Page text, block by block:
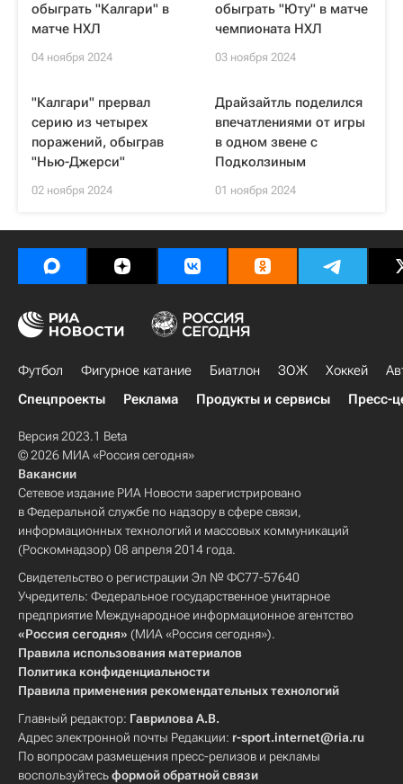
обыграть "Калгари" в
матче НХЛ
04 ноября 2024
обыграть "Юту" в матче
чемпионата НХЛ
03 ноября 2024
"Калгари" прервал
серию из четырех
поражений, обыграв
"Нью-Джерси"
02 ноября 2024
Драйзайтль поделился
впечатлениями от игры
в одном звене с
Подколзиным
01 ноября 2024
Футбол Фигурное катание Биатлон ЗОЖ Хоккей
Спецпроекты
Реклама Продукты и сервисы Пресс-
Версия 2023.1 Beta
© 2026 МИА «Россия сегодня»
Вакансии
Сетевое издание РИА Новости зарегистрировано
в Федеральной службе по надзору в сфере связи,
информационных технологий и массовых коммуникаций
(Роскомнадзор) 08 апреля 2014 года.
Свидетельство о регистрации Эл № ФС77-57640
Учредитель: Федеральное государственное унитарное
предприятие Международное информационное агентство
«Россия сегодня» (МИА «Россия сегодня»).
Правила использования материалов
Политика конфиденциальности
Правила применения рекомендательных технологий
Главный редактор: Гаврилова А.В.
Адрес электронной почты Редакции: r-sport.internet@ria.ru
По вопросам размещения пресс-релизов и рекламы
воспользуйтесьформой обратной связи